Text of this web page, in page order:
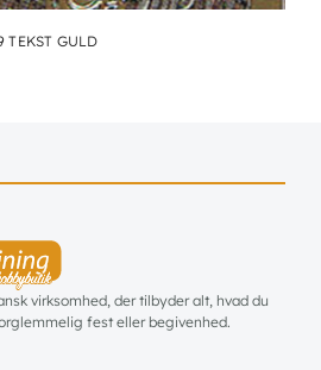
TEKST GULD
virksomhed, der tilbyder alt, hvad du
fest eller begivenhed.